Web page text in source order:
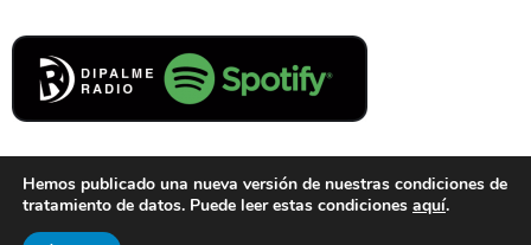
Cookies
Hemos publicado una nueva versión de nuestras condiciones de
tratamiento de datos. Puede leer estas condiciones aquí.